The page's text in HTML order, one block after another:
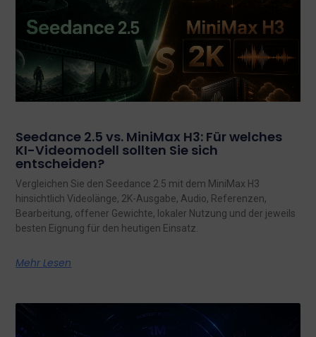
Seedance 2.5 vs. MiniMax H3: Für welches
KI-Videomodell sollten Sie sich
entscheiden?
Vergleichen Sie den Seedance 2.5 mit dem MiniMax H3
hinsichtlich Videolänge, 2K-Ausgabe, Audio, Referenzen,
Bearbeitung, offener Gewichte, lokaler Nutzung und der jeweils
besten Eignung für den heutigen Einsatz.
Mehr Lesen